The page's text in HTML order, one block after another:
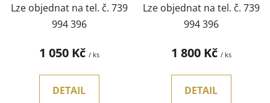
Lze objednat na tel. č. 739
994 396
1 050 Kč / ks
DETAIL
Lze objednat na tel. č. 739
994 396
1 800 Kč / ks
DETAIL